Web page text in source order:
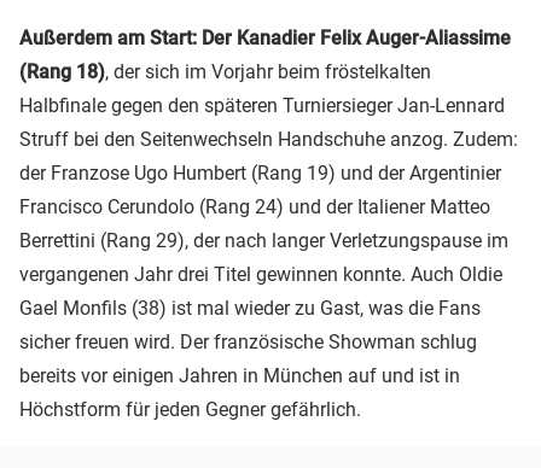
Außerdem am Start: Der Kanadier Felix Auger-Aliassime
(Rang 18), der sich im Vorjahr beim fröstelkalten
Halbfinale gegen den späteren Turniersieger Jan-Lennard
Struff bei den Seitenwechseln Handschuhe anzog. Zudem:
der Franzose Ugo Humbert (Rang 19) und der Argentinier
Francisco Cerundolo (Rang 24) und der Italiener Matteo
Berrettini (Rang 29), der nach langer Verletzungspause im
vergangenen Jahr drei Titel gewinnen konnte. Auch Oldie
Gael Monfils (38) ist mal wieder zu Gast, was die Fans
sicher freuen wird. Der französische Showman schlug
bereits vor einigen Jahren in München auf und ist in
Höchstform für jeden Gegner gefährlich.